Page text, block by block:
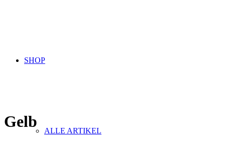
SHOP
ALLE ARTIKEL
Gelb